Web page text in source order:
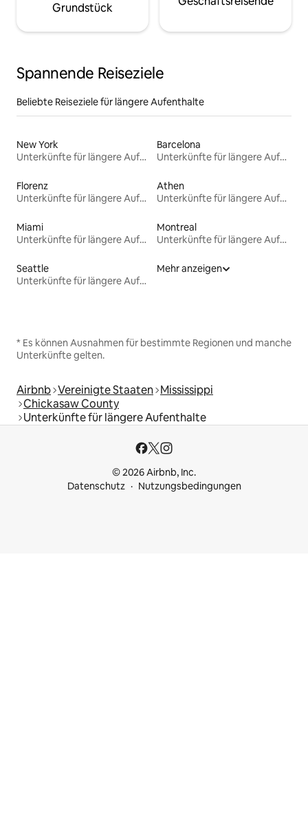
Grundstück
Spannende Reiseziele
Beliebte Reiseziele für längere Aufenthalte
New York
Unterkünfte für längere Aufenthalte
Barcelona
Unterkünfte für längere Aufenthalte
Florenz
Unterkünfte für längere Aufenthalte
Athen
Unterkünfte für längere Aufenthalte
Miami
Unterkünfte für längere Aufenthalte
Montreal
Unterkünfte für längere Aufenthalte
Seattle
Unterkünfte für längere Aufenthalte
Mehr anzeigen
* Es können Ausnahmen für bestimmte Regionen und manche
Unterkünfte gelten.
Airbnb Vereinigte Staaten Mississippi
Chickasaw County
Unterkünfte für längere Aufenthalte
© 2026 Airbnb, Inc.
Datenschutz
Nutzungsbedingungen